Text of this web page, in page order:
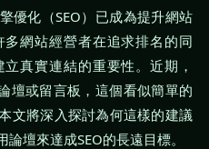
優化（SEO）已成為提升網站
網站經營者在追求排名的同
真實連結的重要性。近期，
壇或留言板，這個看似簡單的
文將深入探討為何這樣的建議
壇來達成SEO的長遠目標。